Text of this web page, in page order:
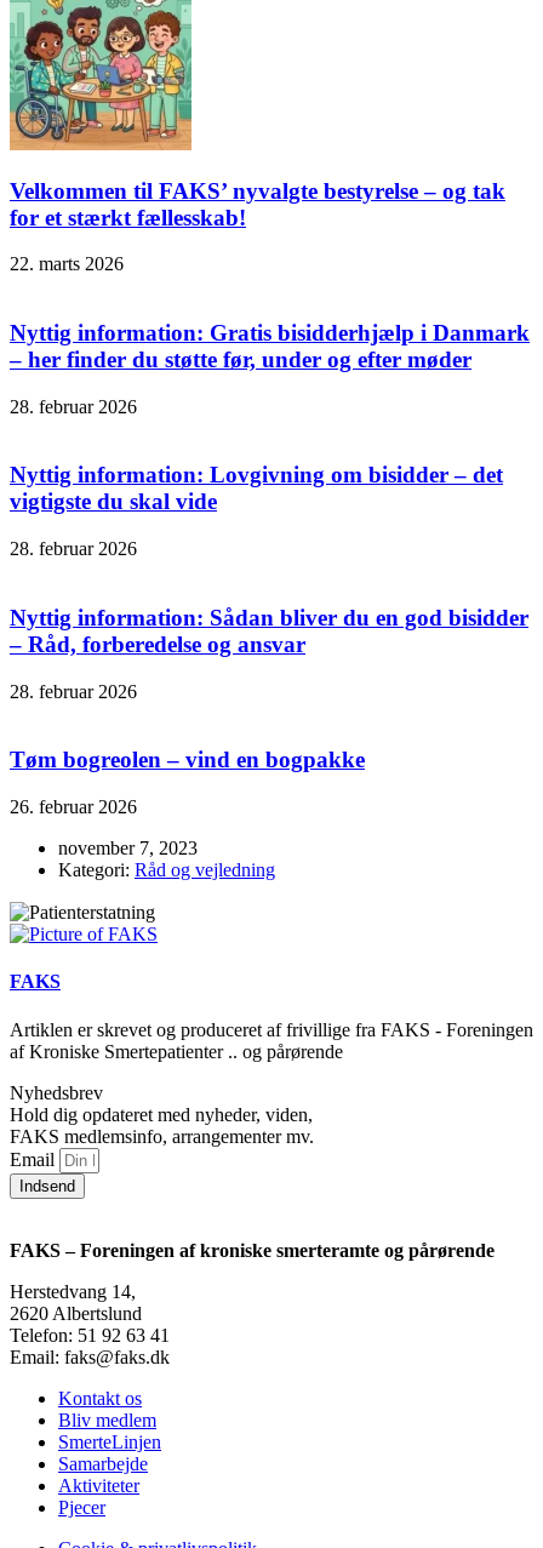
Velkommen til FAKS’ nyvalgte bestyrelse – og tak
for et stærkt fællesskab!
22. marts 2026
Nyttig information: Gratis bisidderhjælp i Danmark
– her finder du støtte før, under og efter møder
28. februar 2026
Nyttig information: Lovgivning om bisidder – det
vigtigste du skal vide
28. februar 2026
Nyttig information: Sådan bliver du en god bisidder
– Råd, forberedelse og ansvar
28. februar 2026
Tøm bogreolen – vind en bogpakke
26. februar 2026
november 7, 2023
Kategori: Råd og vejledning
FAKS
Artiklen er skrevet og produceret af frivillige fra FAKS - Foreningen
af Kroniske Smertepatienter .. og pårørende
Nyhedsbrev
Hold dig opdateret med nyheder, viden,
FAKS medlemsinfo, arrangementer mv.
Email
Indsend
FAKS – Foreningen af kroniske smerteramte og pårørende
Herstedvang 14,
2620 Albertslund
Telefon: 51 92 63 41
Email: faks@faks.dk
Kontakt os
Bliv medlem
SmerteLinjen
Samarbejde
Aktiviteter
Pjecer